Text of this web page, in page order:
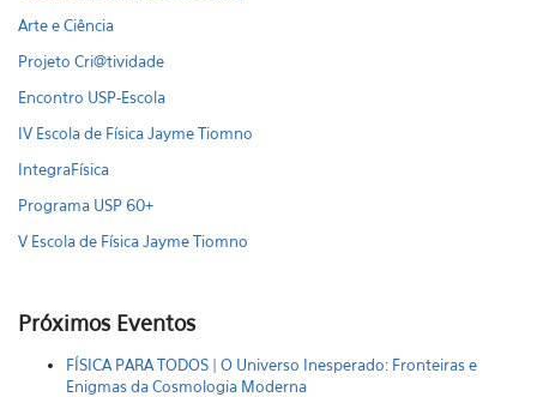
Arte e Ciência
Projeto Cri@tividade
Encontro USP-Escola
IV Escola de Física Jayme Tiomno
IntegraFísica
Programa USP 60+
V Escola de Física Jayme Tiomno
Próximos Eventos
FÍSICA PARA TODOS | O Universo Inesperado: Fronteiras e
Enigmas da Cosmologia Moderna